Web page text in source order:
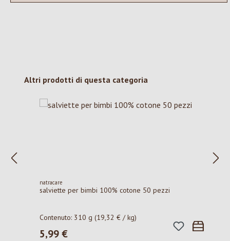
Salta la galleria dei prodotti
Altri prodotti di questa categoria
natracare
salviette per bimbi 100% cotone 50 pezzi
Contenuto: 310 g(19,32 € / kg)
Prezzo normale:
5,99 €